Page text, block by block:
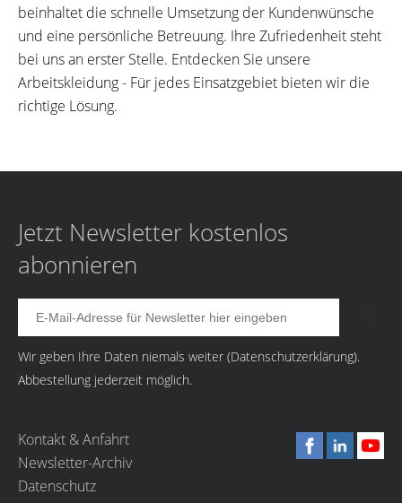
beinhaltet die schnelle Umsetzung der Kundenwünsche
und eine persönliche Betreuung. Ihre Zufriedenheit steht
bei uns an erster Stelle. Entdecken Sie unsere
Arbeitskleidung - Für jedes Einsatzgebiet bieten wir die
richtige Lösung.
Jetzt Newsletter kostenlos
abonnieren
Wir geben Ihre Daten niemals weiter (Datenschutzerklärung).
Abbestellung jederzeit möglich.
Kontakt & Anfahrt
Newsletter-Archiv
Datenschutz